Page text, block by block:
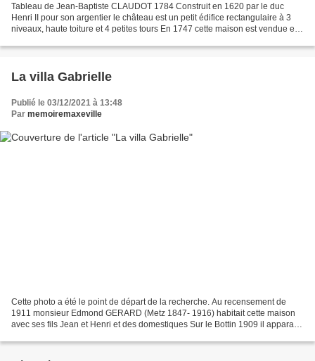
Tableau de Jean-Baptiste CLAUDOT 1784 Construit en 1620 par le duc
Henri II pour son argentier le château est un petit édifice rectangulaire à 3
niveaux, haute toiture et 4 petites tours En 1747 cette maison est vendue et
La villa Gabrielle
Publié le 03/12/2021 à 13:48
Par memoiremaxeville
Cette photo a été le point de départ de la recherche. Au recensement de
1911 monsieur Edmond GERARD (Metz 1847- 1916) habitait cette maison
avec ses fils Jean et Henri et des domestiques Sur le Bottin 1909 il apparaît